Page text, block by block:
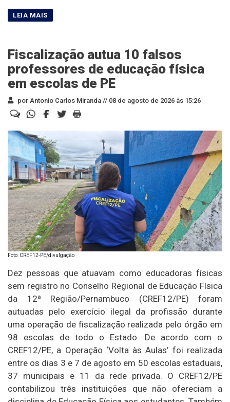
Fiscalização autua 10 falsos
professores de educação física
em escolas de PE
por Antonio Carlos Miranda // 08 de agosto de 2026 às 15:26
Foto: CREF12-PE/divulgação
Dez pessoas que atuavam como educadoras físicas
sem registro no Conselho Regional de Educação Física
da 12ª Região/Pernambuco (CREF12/PE) foram
autuadas pelo exercício ilegal da profissão durante
uma operação de fiscalização realizada pelo órgão em
98 escolas de todo o Estado. De acordo com o
CREF12/PE, a Operação ‘Volta às Aulas’ foi realizada
entre os dias 3 e 7 de agosto em 50 escolas estaduais,
37 municipais e 11 da rede privada. O CREF12/PE
contabilizou três instituições que não ofereciam a